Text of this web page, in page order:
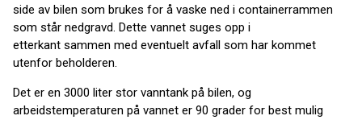
side av bilen som brukes for å vaske ned i containerrammen
som står nedgravd. Dette vannet suges opp i
etterkant sammen med eventuelt avfall som har kommet
utenfor beholderen.
Det er en 3000 liter stor vanntank på bilen, og
arbeidstemperaturen på vannet er 90 grader for best mulig